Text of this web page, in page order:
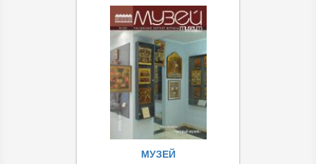
МУЗЕЙ